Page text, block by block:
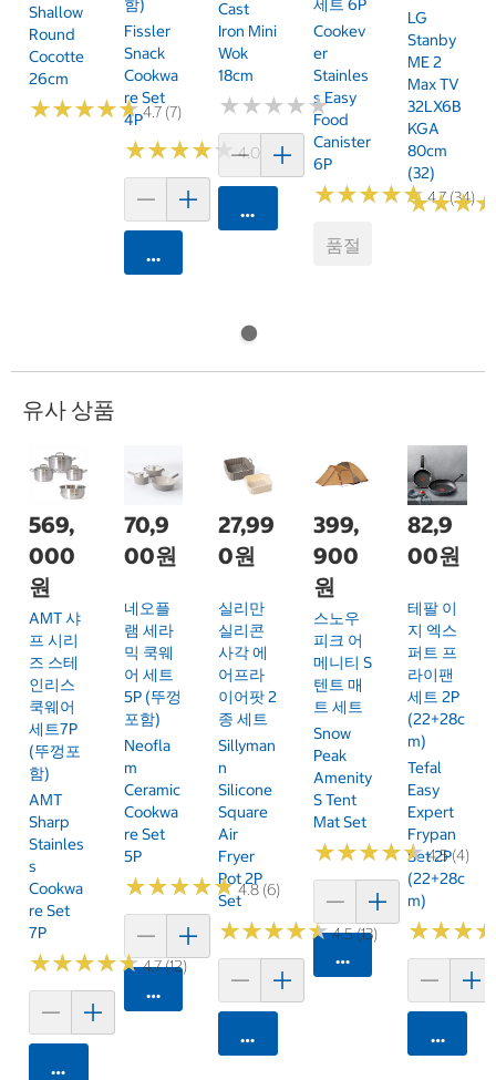
Shallow
Round
Cocotte
26cm
★★★★★
★★★★★4.7 (7)
함)
Fissler
Snack
Cookwa
Re Set
4P
★★★★★
★★★★★4.0 (6)
카트에 담기
Cast
Iron Mini
Wok
18cm
★★★★★
★★★★★
카트에 담기
세트 6P
Cookev
Er
Stainles
S Easy
Food
Canister
6P
★★★★★
★★★★★4.7 (34)
품절
LG
Stanby
ME 2
Max TV
32LX6B
KGA
80cm
(32)
★★★
★★★
유사 상품
569,
000
원
AMT 샤
프 시리
즈 스테
인리스
쿡웨어
세트7P
(뚜껑포
함)
AMT
Sharp
Stainles
S
Cookwa
Re Set
7P
★★★★★
★★★★★4.7 (12)
카트에 담기
70,9
00원
네오플
램 세라
믹 쿡웨
어 세트
5P (뚜껑
포함)
Neofla
M
Ceramic
Cookwa
Re Set
5P
★★★★★
★★★★★4.8 (6)
카트에 담기
27,99
0원
실리만
실리콘
사각 에
어프라
이어팟 2
종 세트
Sillyman
N
Silicone
Square
Air
Fryer
Pot 2P
Set
★★★★★
★★★★★4.5 (13)
카트에 담기
399,
900
원
스노우
피크 어
메니티 S
텐트 매
트 세트
Snow
Peak
Amenity
S Tent
Mat Set
★★★★★
★★★★★4.5 (4)
카트에 담기
82,9
00원
테팔 이
지 엑스
퍼트 프
라이팬
세트 2P
(22+28c
M)
Tefal
Easy
Expert
Frypan
Set 2P
(22+28c
M)
★★★
★★★
카트에